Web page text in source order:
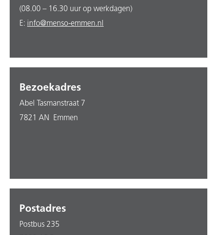
(08.00 – 16.30 uur op werkdagen)
E: info@menso-emmen.nl
Bezoekadres
Abel Tasmanstraat 7
7821 AN Emmen
Postadres
Postbus 235